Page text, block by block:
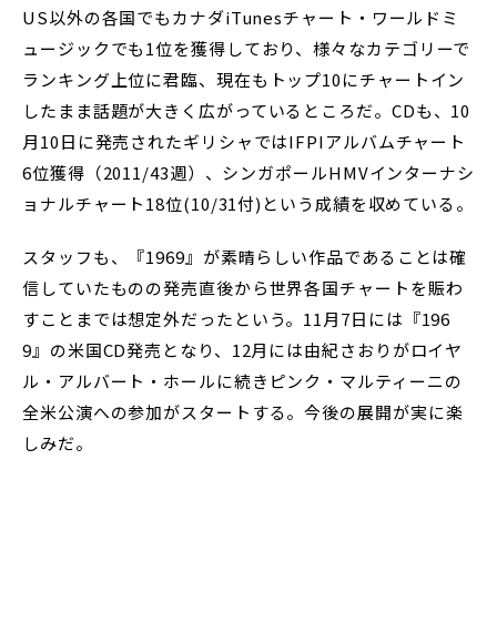
US以外の各国でもカナダiTunesチャート・ワールドミ
ュージックでも1位を獲得しており、様々なカテゴリーで
ランキング上位に君臨、現在もトップ10にチャートイン
したまま話題が大きく広がっているところだ。CDも、10
月10日に発売されたギリシャではIFPIアルバムチャート
6位獲得（2011/43週）、シンガポールHMVインターナシ
ョナルチャート18位(10/31付)という成績を収めている。
スタッフも、『1969』が素晴らしい作品であることは確
信していたものの発売直後から世界各国チャートを賑わ
すことまでは想定外だったという。11月7日には『196
9』の米国CD発売となり、12月には由紀さおりがロイヤ
ル・アルバート・ホールに続きピンク・マルティーニの
全米公演への参加がスタートする。今後の展開が実に楽
しみだ。